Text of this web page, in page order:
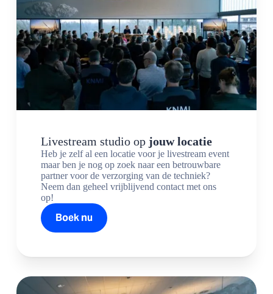
Livestream studio op jouw locatie
Heb je zelf al een locatie voor je livestream event
maar ben je nog op zoek naar een betrouwbare
partner voor de verzorging van de techniek?
Neem dan geheel vrijblijvend contact met ons
op!
Boek nu